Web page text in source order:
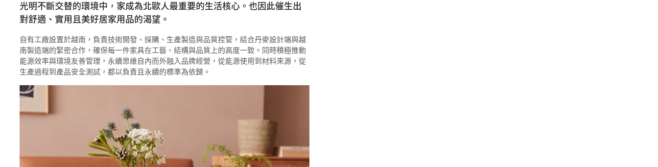
光明不斷交替的環境中，家成為北歐人最重要的生活核心。也因此催生出
對舒適、實用且美好居家用品的渴望。
自有工廠設置於越南，負責技術開發、採購、生產製造與品質控管，結合丹麥設計端與越
南製造端的緊密合作，確保每一件家具在工藝、結構與品質上的高度一致。同時積極推動
能源效率與環境友善管理，永續思維自內而外融入品牌經營，從能源使用到材料來源，從
生產過程到產品安全測試，都以負責且永續的標準為依歸。